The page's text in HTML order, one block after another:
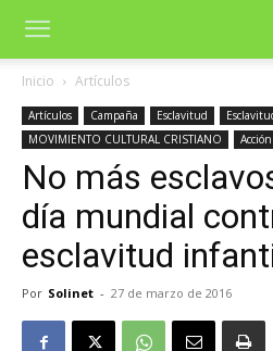
Inicio Artículos
Artículos Campaña Esclavitud
MOVIMIENTO CULTURAL CRISTIANO
No más
día mundial
esclavitud
Por Solinet - 27 de marzo de 2016